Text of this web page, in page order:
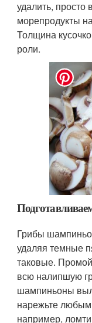
удалить,
морепродукты
Толщина
роли.
Грибы
удаляя темные
таковые.
всю налипшую
шампиньоны
нарежьте
например,